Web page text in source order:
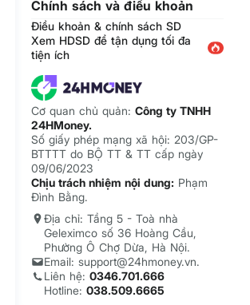
Chính sách và điều khoản
Điều khoản & chính sách SD
Xem HDSD để tận dụng tối đa
tiện ích
Cơ quan chủ quản:Công ty TNHH
24HMoney.
Số giấy phép mạng xã hội: 203/GP-
BTTTT do BỘ TT & TT cấp ngày
09/06/2023
Chịu trách nhiệm nội dung: Phạm
Đình Bằng.
Địa chỉ: Tầng 5 - Toà nhà
Geleximco số 36 Hoàng Cầu,
Phường Ô Chợ Dừa, Hà Nội.
Email: support@24hmoney.vn.
Liên hệ:0346.701.666
Hotline:038.509.6665